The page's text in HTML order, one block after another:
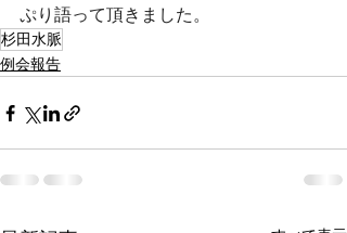
ぷり語って頂きました。
杉田水脈
例会報告